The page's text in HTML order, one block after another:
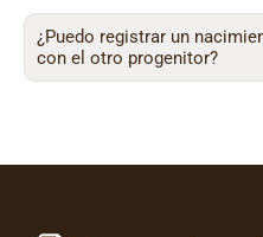
¿Puedo registrar un
con el otro progenitor?